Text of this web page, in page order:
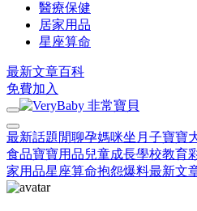
醫療保健
居家用品
星座算命
最新文章百科
免費加入
最新話題 閒聊孕媽咪坐月子寶寶
食品寶寶用品兒童成長學校教育
家用品星座算命抱怨爆料最新文